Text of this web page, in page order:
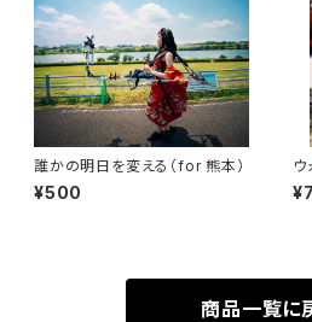
誰かの明日を変える（for 熊本）
¥500
ル
商品一覧に